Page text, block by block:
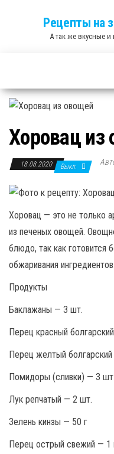
Рецепты на
А так же вкусные и
Хоровац из
18.08.2020 Выкл.
Хоровац — это не только
из печеных овощей.
блюдо, так как готовится
обжаривания ингредиентов.
Продукты
Баклажаны — 3 шт.
Перец красный
Перец желтый
Помидоры (сливки) — 3 шт.
Лук репчатый — 2 шт.
Зелень кинзы — 50 г
Перец острый свежий — 1